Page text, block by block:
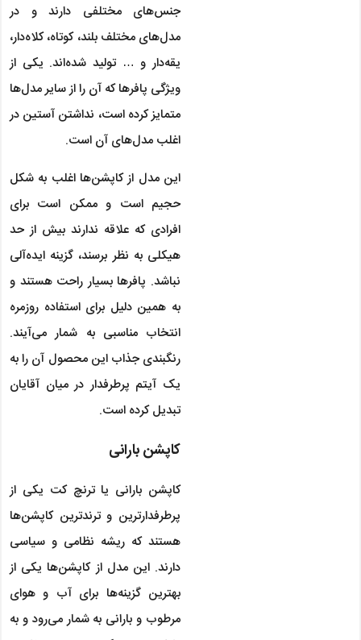
جنس‌های مختلفی دارند و در
مدل‌های مختلف بلند، کوتاه، کلاه‌دار،
یقه‌دار و … تولید شده‌اند. یکی از
ویژگی پافرها که آن را از سایر مدل‌ها
متمایز کرده است، نداشتن آستین در
اغلب مدل‌های آن است.
این مدل از کاپشن‌ها اغلب به شکل
حجیم است و ممکن است برای
افرادی که علاقه ندارند بیش از حد
هیکلی به نظر برسند، گزینه ایده‌آلی
نباشد. پافرها بسیار راحت هستند و
به همین دلیل برای استفاده روزمره
انتخاب مناسبی به شمار می‌آیند.
رنگبندی جذاب این محصول آن را به
یک آیتم پرطرفدار در میان آقایان
تبدیل کرده است.
کاپشن بارانی
کاپشن بارانی یا ترنچ کت یکی از
پرطرفدارترین و ترندترین کاپشن‌ها
هستند که ریشه نظامی و سیاسی
دارند. این مدل از کاپشن‌ها یکی از
بهترین گزینه‌ها برای آب و هوای
مرطوب و بارانی به شمار می‌رود و به